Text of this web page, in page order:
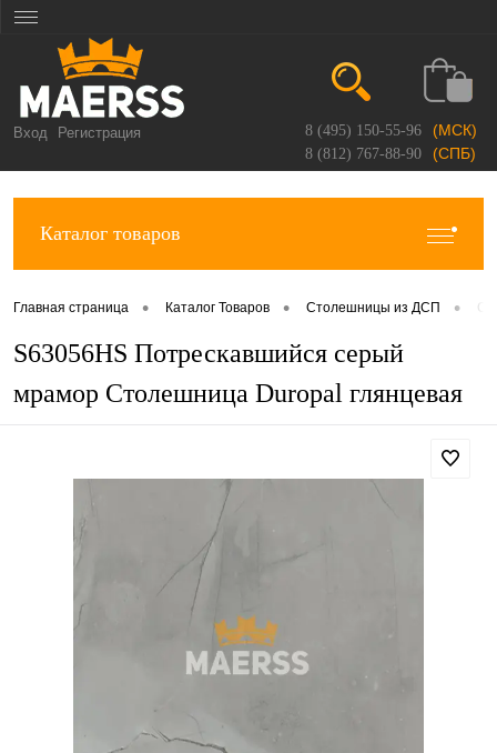
Вход Регистрация 8 (495) 150-55-96 (МСК)
8 (812) 767-88-90 (СПБ)
Каталог товаров
Главная страница • Каталог Товаров • Столешницы из ДСП •
S63056HS Потрескавшийся серый
мрамор Столешница Duropal глянцевая